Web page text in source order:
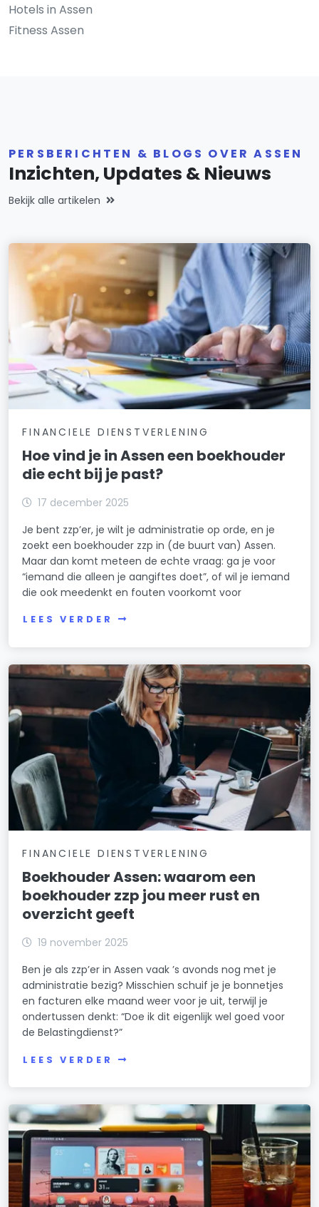
Hotels in Assen
Fitness Assen
PERSBERICHTEN & BLOGS OVER ASSEN
Inzichten, Updates & Nieuws
Bekijk alle artikelen
FINANCIELE DIENSTVERLENING
Hoe vind je in Assen een boekhouder
die echt bij je past?
17 december 2025
Je bent zzp’er, je wilt je administratie op orde, en je
zoekt een boekhouder zzp in (de buurt van) Assen.
Maar dan komt meteen de echte vraag: ga je voor
“iemand die alleen je aangiftes doet”, of wil je iemand
die ook meedenkt en fouten voorkomt voor
LEES VERDER
FINANCIELE DIENSTVERLENING
Boekhouder Assen: waarom een
boekhouder zzp jou meer rust en
overzicht geeft
19 november 2025
Ben je als zzp’er in Assen vaak ’s avonds nog met je
administratie bezig? Misschien schuif je je bonnetjes
en facturen elke maand weer voor je uit, terwijl je
ondertussen denkt: “Doe ik dit eigenlijk wel goed voor
de Belastingdienst?”
LEES VERDER